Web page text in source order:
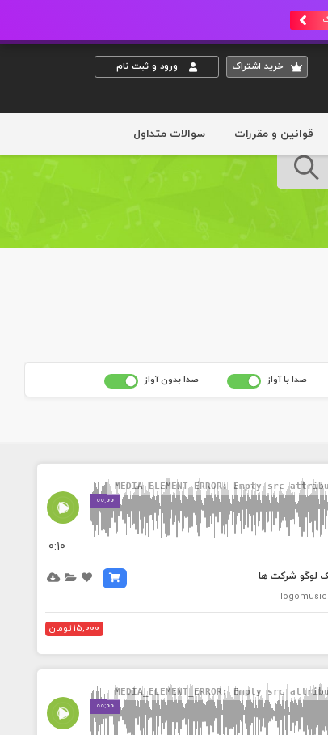
خريد اشتراک ورود و ثبت نام
قوانین و مقررات سوالات متداول
صدا با آواز صدا بدون آواز
00:00
MEDIA_ELEMENT_ERROR: Empty src
0:10
لوگو شرکت ها
15,000 تومان
00:00
MEDIA_ELEMENT_ERROR: Empty src